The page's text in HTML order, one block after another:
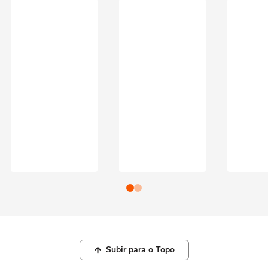
Subir para o Topo